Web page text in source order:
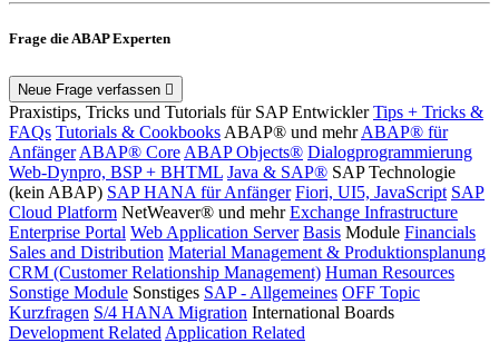
Frage die ABAP Experten
Neue Frage verfassen
Praxistips, Tricks und Tutorials für SAP Entwickler Tips + Tricks &
FAQs Tutorials & Cookbooks ABAP® und mehr ABAP® für
Anfänger ABAP® Core ABAP Objects® Dialogprogrammierung
Web-Dynpro, BSP + BHTML Java & SAP® SAP Technologie
(kein ABAP) SAP HANA für Anfänger Fiori, UI5, JavaScript SAP
Cloud Platform NetWeaver® und mehr Exchange Infrastructure
Enterprise Portal Web Application Server Basis Module Financials
Sales and Distribution Material Management & Produktionsplanung
CRM (Customer Relationship Management) Human Resources
Sonstige Module Sonstiges SAP - Allgemeines OFF Topic
Kurzfragen S/4 HANA Migration International Boards
Development Related Application Related